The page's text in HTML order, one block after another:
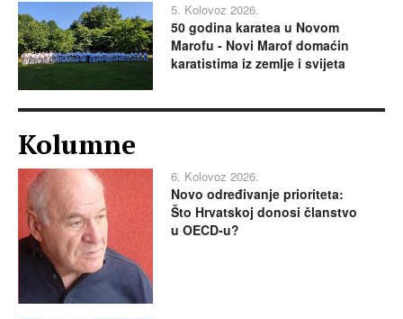
5. Kolovoz 2026.
50 godina karatea u Novom
Marofu - Novi Marof domaćin
karatistima iz zemlje i svijeta
Kolumne
6. Kolovoz 2026.
Novo određivanje prioriteta:
Što Hrvatskoj donosi članstvo
u OECD-u?